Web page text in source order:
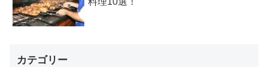
カテゴリー